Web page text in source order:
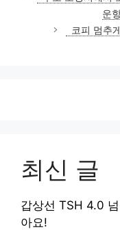
운
코피 멈추
최신 글
갑상선 TSH 4.0
아요!